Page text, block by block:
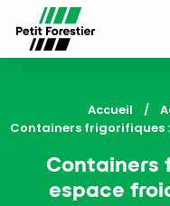
Accueil
Current:
Containers frigorifiques
Containers
espace